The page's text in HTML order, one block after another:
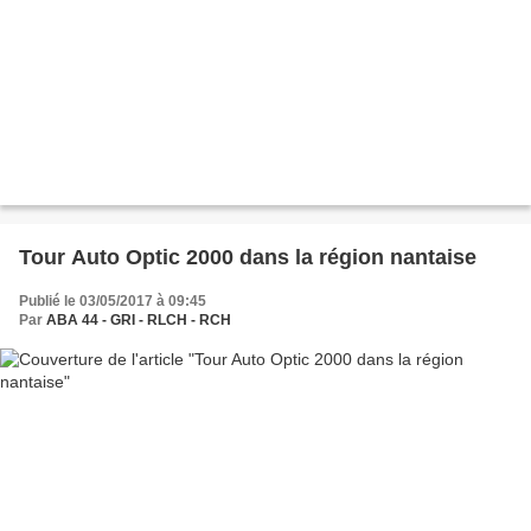
Tour Auto Optic 2000 dans la région nantaise
Publié le 03/05/2017 à 09:45
Par ABA 44 - GRI - RLCH - RCH